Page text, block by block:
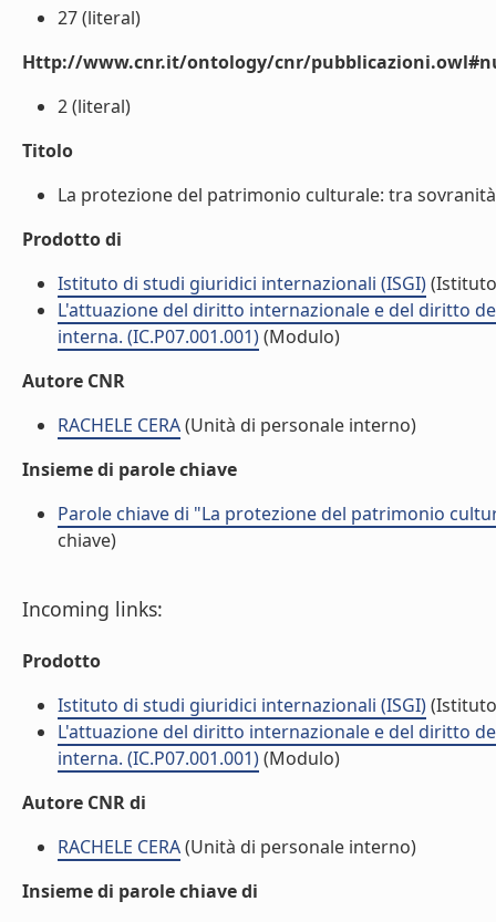
27 (literal)
Http://www.cnr.it/ontology/cnr/
2 (literal)
Titolo
La protezione del patrimonio culturale: tra
Prodotto di
Istituto di studi giuridici internazionali (ISGI)
L'attuazione del diritto internazionale e del diritto
interna. (IC.P07.001.001)(Modulo)
Autore CNR
RACHELE CERA(Unità di personale interno)
Insieme di parole chiave
Parole chiave di "La protezione del patrimonio
chiave)
Incoming links:
Prodotto
Istituto di studi giuridici internazionali (ISGI)
L'attuazione del diritto internazionale e del diritto
interna. (IC.P07.001.001)(Modulo)
Autore CNR di
RACHELE CERA(Unità di personale interno)
Insieme di parole chiave di